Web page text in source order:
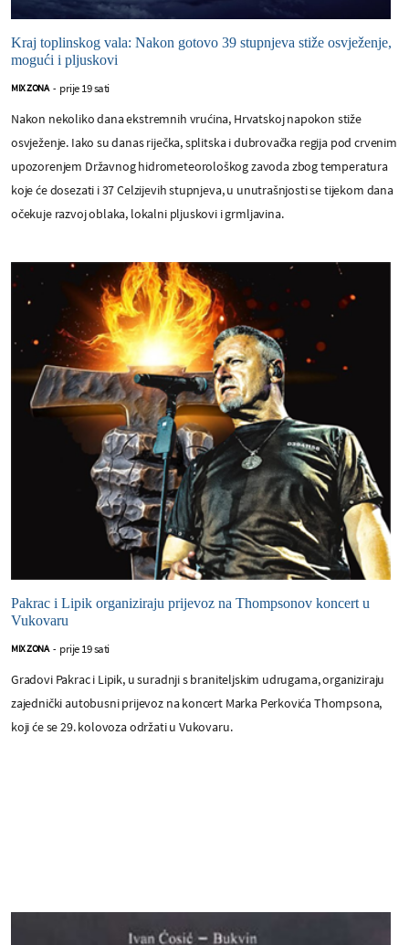
Kraj toplinskog vala: Nakon gotovo 39 stupnjeva stiže osvježenje,
mogući i pljuskovi
MIX ZONA - prije 19 sati
Nakon nekoliko dana ekstremnih vrućina, Hrvatskoj napokon stiže
osvježenje. Iako su danas riječka, splitska i dubrovačka regija pod crvenim
upozorenjem Državnog hidrometeorološkog zavoda zbog temperatura
koje će dosezati i 37 Celzijevih stupnjeva, u unutrašnjosti se tijekom dana
očekuje razvoj oblaka, lokalni pljuskovi i grmljavina.
Pakrac i Lipik organiziraju prijevoz na Thompsonov koncert u
Vukovaru
MIX ZONA - prije 19 sati
Gradovi Pakrac i Lipik, u suradnji s braniteljskim udrugama, organiziraju
zajednički autobusni prijevoz na koncert Marka Perkovića Thompsona,
koji će se 29. kolovoza održati u Vukovaru.